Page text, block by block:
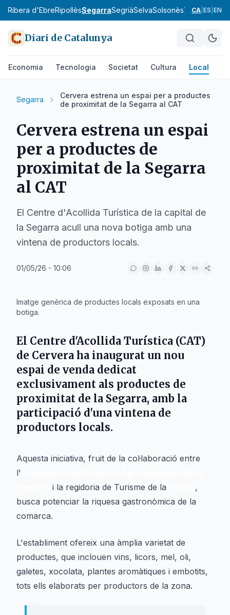
Ribera d'EbreRipollèsSegarraSegriàSelvaSolsonèsTarragonès
CA ES EN
Diari de Catalunya
Economia Tecnologia Societat Cultura Local
Segarra
Cervera estrena un espai per a productes
de proximitat de la Segarra al CAT
Cervera estrena un espai
per a productes de
proximitat de la Segarra
al CAT
El Centre d'Acollida Turística de la capital de
la Segarra acull una nova botiga amb una
vintena de productors locals.
01/05/26 - 10:06
Imatge genèrica de productes locals exposats en una
botiga.
El Centre d'Acollida Turística (CAT)
de Cervera ha inaugurat un nou
espai de venda dedicat
exclusivament als productes de
proximitat de la Segarra, amb la
participació d'una vintena de
productors locals.
Aquesta iniciativa, fruit de la col·laboració entre
l'
i la regidoria de Turisme de la
,
busca potenciar la riquesa gastronòmica de la
comarca.
L'establiment ofereix una àmplia varietat de
productes, que inclouen vins, licors, mel, oli,
galetes, xocolata, plantes aromàtiques i embotits,
tots ells elaborats per productors de la zona.